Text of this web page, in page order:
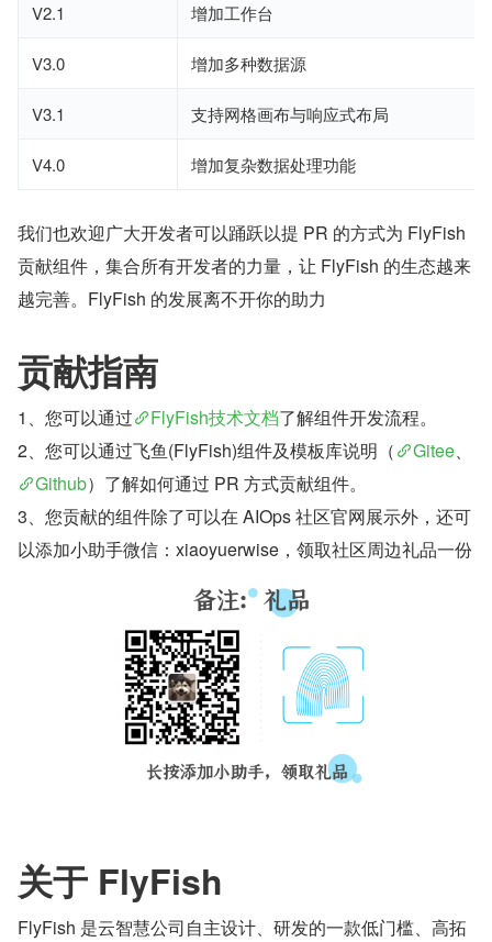
V2.1 增加工作台
V3.0 增加多种数据源
V3.1 支持网格画布与响应式布局
V4.0 增加复杂数据处理功能
我们也欢迎广大开发者可以踊跃以提 PR 的方式为 FlyFish
贡献组件，集合所有开发者的力量，让 FlyFish 的生态越来
越完善。FlyFish 的发展离不开你的助力
贡献指南
1、您可以通过 FlyFish技术文档了解组件开发流程。
2、您可以通过飞鱼(FlyFish)组件及模板库说明（
Gitee、
Github）了解如何通过 PR 方式贡献组件。
3、您贡献的组件除了可以在 AIOps 社区官网展示外，还可
以添加小助手微信：xiaoyuerwise，领取社区周边礼品一份
关于 FlyFish
FlyFish 是云智慧公司自主设计、研发的一款低门槛、高拓